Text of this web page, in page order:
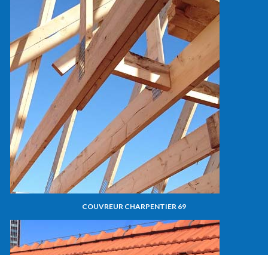
COUVREUR CHARPENTIER 69